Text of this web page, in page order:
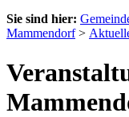
Sie sind hier:
Mammendorf>